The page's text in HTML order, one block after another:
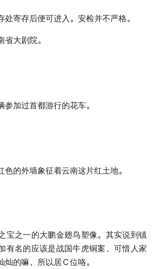
处寄存后便可进入。安检并不严格。
大剧院。
加过首都游行的花车。
色的外墙象征着云南这片红土地。
宝之一的大鹏金翅鸟塑像。其实说到镇
有名的应该是战国牛虎铜案，可惜人家
灿的嘛，所以居C位咯。